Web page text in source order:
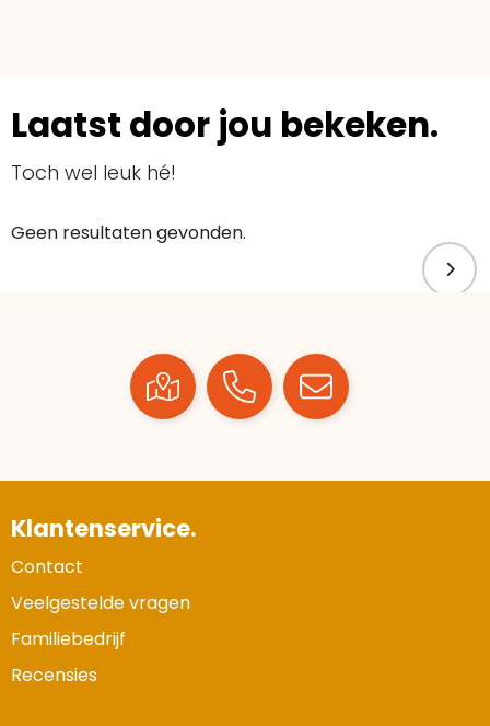
Laatst door jou bekeken.
Toch wel leuk hé!
Geen resultaten gevonden.
Klantenservice.
Contact
Veelgestelde vragen
Familiebedrijf
Recensies